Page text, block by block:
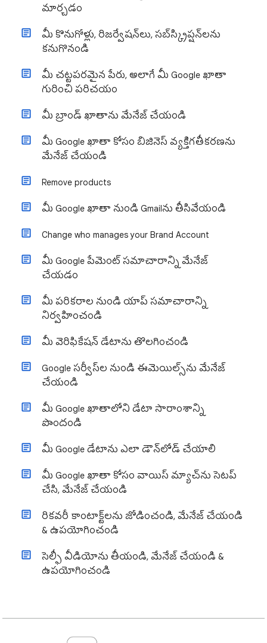
మార్చడం
మీ కొనుగోళ్లు, రిజర్వేషన్‌లు, సబ్‌స్క్రిప్షన్‌లను
కనుగొనండి
మీ చట్టపరమైన పేరు, అలాగే మీ Google ఖాతా
గురించి పరిచయం
మీ బ్రాండ్ ఖాతాను మేనేజ్ చేయండి
మీ Google ఖాతా కోసం బిజినెస్ వ్యక్తిగతీకరణను
మేనేజ్ చేయండి
Remove products
మీ Google ఖాతా నుండి Gmailను తీసివేయండి
Change who manages your Brand Account
మీ Google పేమెంట్ సమాచారాన్ని మేనేజ్
చేయడం
మీ పరికరాల నుండి యాప్ సమాచారాన్ని
నిర్వహించండి
మీ వెరిఫికేషన్ డేటాను తొలగించండి
Google సర్వీస్‌ల నుండి ఈమెయిల్స్‌ను మేనేజ్
చేయండి
మీ Google ఖాతాలోని డేటా సారాంశాన్ని
పొందండి
మీ Google డేటాను ఎలా డౌన్‌లోడ్ చేయాలి
మీ Google ఖాతా కోసం వాయిస్ మ్యాచ్‌ను సెటప్
చేసి, మేనేజ్ చేయండి
రికవరీ కాంటాక్ట్‌లను జోడించండి, మేనేజ్ చేయండి
& ఉపయోగించండి
సెల్ఫీ వీడియోను తీయండి, మేనేజ్ చేయండి &
ఉపయోగించండి